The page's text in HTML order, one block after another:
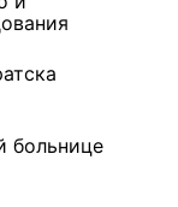
больнице